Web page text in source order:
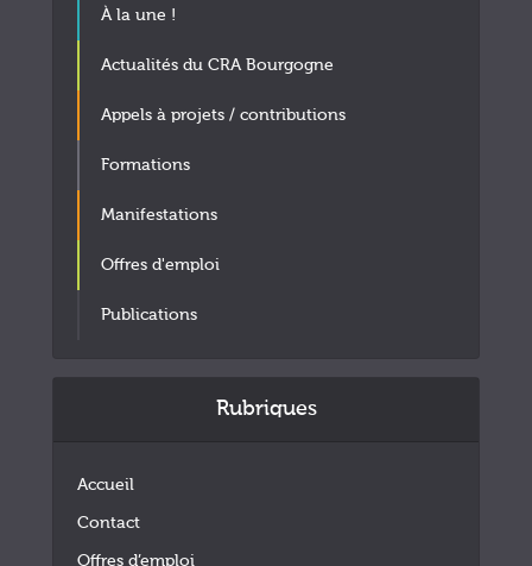
À la une !
Actualités du CRA Bourgogne
Appels à projets / contributions
Formations
Manifestations
Offres d'emploi
Publications
Rubriques
Accueil
Contact
Offres d’emploi